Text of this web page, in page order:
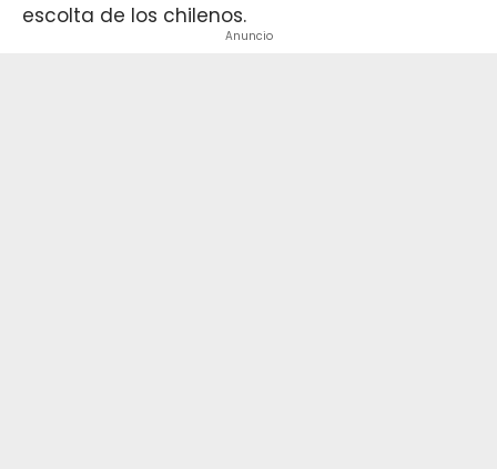
escolta de los chilenos.
Anuncio